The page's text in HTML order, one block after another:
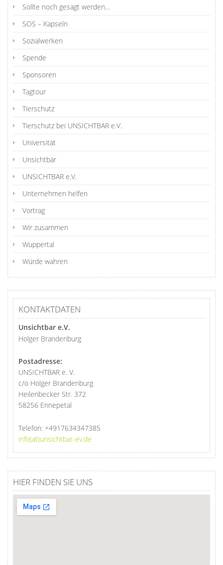
Sollte noch gesagt werden…
SOS – Kapseln
Sozialwerken
Spende
Sponsoren
Tagtour
Tierschutz
Tierschutz bei UNSICHTBAR e.V.
Universität
Unsichtbär
UNSICHTBAR e.V.
Unternehmen helfen
Vortrag
Wir zusammen
Wuppertal
Würde wahren
KONTAKTDATEN
Unsichtbar e.V.
Holger Brandenburg
Postadresse:
UNSICHTBAR e. V.
c/o Holger Brandenburg
Heilenbecker Str. 372
58256 Ennepetal
Telefon: +4917634347385
info(at)unsichtbar-ev.de
HIER FINDEN SIE UNS